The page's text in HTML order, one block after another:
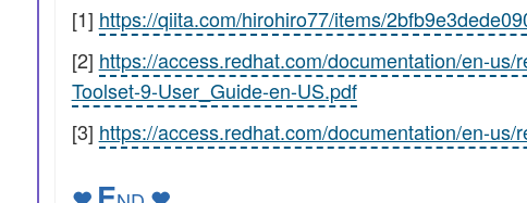
[1] https://qiita.com/hirohiro77/items/
[2] https://access.redhat.com/documentation/en-
Toolset-9-User_Guide-en-US.pdf
[3] https://access.redhat.com/documentation/en-